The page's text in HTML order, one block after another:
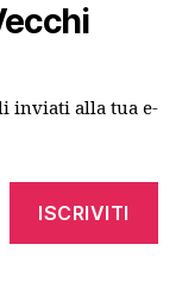
inviati alla tua e-
ISCRIVITI